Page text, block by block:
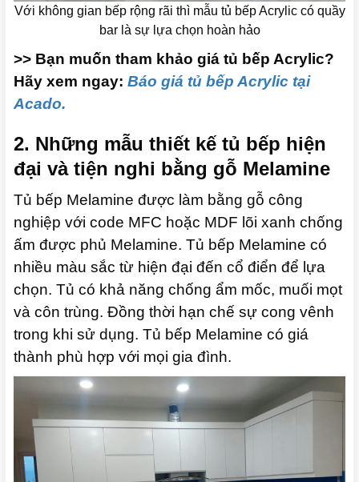
Với không gian bếp rộng rãi thì mẫu tủ bếp Acrylic có quầy
bar là sự lựa chọn hoàn hảo
>> Bạn muốn tham khảo giá tủ bếp Acrylic?
Hãy xem ngay: Báo giá tủ bếp Acrylic tại
Acado.
2. Những mẫu thiết kế tủ bếp hiện
đại và tiện nghi bằng gỗ Melamine
Tủ bếp Melamine được làm bằng gỗ công
nghiệp với code MFC hoặc MDF lõi xanh chống
ấm được phủ Melamine. Tủ bếp Melamine có
nhiều màu sắc từ hiện đại đến cổ điển để lựa
chọn. Tủ có khả năng chống ẩm mốc, muối mọt
và côn trùng. Đồng thời hạn chế sự cong vênh
trong khi sử dụng. Tủ bếp Melamine có giá
thành phù hợp với mọi gia đình.